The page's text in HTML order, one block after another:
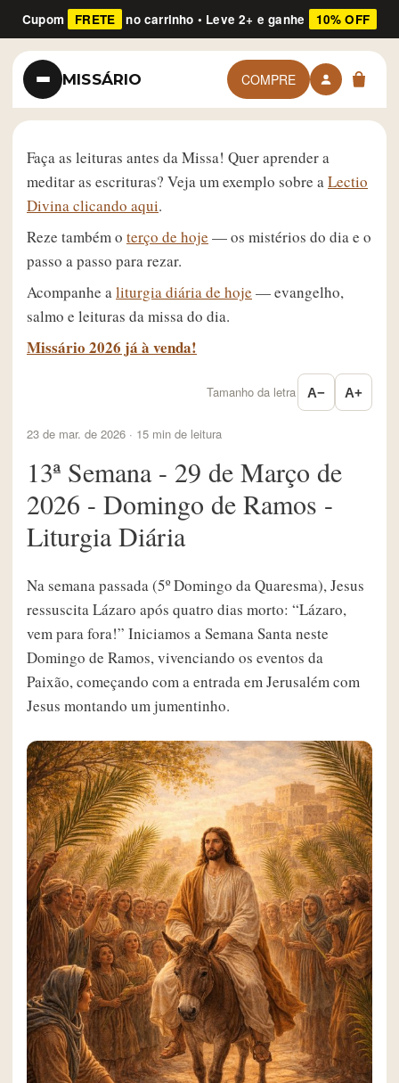
Cupom FRETE no carrinho • Leve 2+ e ganhe 10% OFF
MISSÁRIO COMPRE
Faça as leituras antes da Missa! Quer aprender a
meditar as escrituras? Veja um exemplo sobre aLectio
Divina clicando aqui.
Reze também o terço de hoje — os mistérios do dia e o
passo a passo para rezar.
Acompanhe aliturgia diária de hoje — evangelho,
salmo e leituras da missa do dia.
Missário 2026 já à venda!
Tamanho da letra A− A+
23 de mar. de 2026 · 15 min de leitura
13ª Semana - 29 de Março de
2026 - Domingo de Ramos -
Liturgia Diária
Na semana passada (5º Domingo da Quaresma), Jesus
ressuscita Lázaro após quatro dias morto: “Lázaro,
vem para fora!” Iniciamos a Semana Santa neste
Domingo de Ramos, vivenciando os eventos da
Paixão, começando com a entrada em Jerusalém com
Jesus montando um jumentinho.